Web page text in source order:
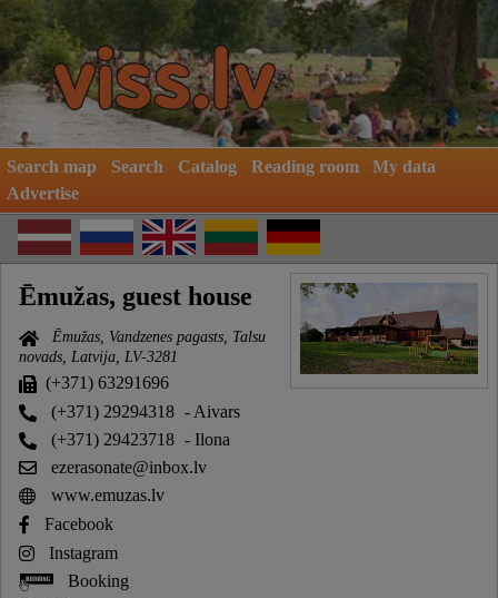
Search map Search Catalog Reading room
My data
Advertise
Ēmužas, guest house
Ēmužas, Vandzenes pagasts, Talsu
novads, Latvija, LV-3281
(+371) 63291696
(+371) 29294318 - Aivars
(+371) 29423718 - Ilona
ezerasonate@inbox.lv
www.emuzas.lv
Facebook
Instagram
Booking